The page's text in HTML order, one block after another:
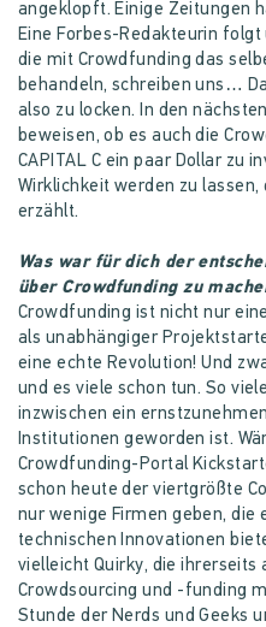
angeklopft. Einige Zeitungen
Eine Forbes-Redakteurin
die mit Crowdfunding das
behandeln, schreiben uns…
also zu locken. In den
beweisen, ob es auch die
CAPITAL C ein paar Dollar zu
Wirklichkeit werden zu lassen,
erzählt.
Was war für dich der
über Crowdfunding zu
Crowdfunding ist nicht nur
als unabhängiger
eine echte Revolution! Und
und es viele schon tun. So
inzwischen ein
Institutionen geworden ist.
Crowdfunding-Portal
schon heute der viertgrößte
nur wenige Firmen geben, die
technischen Innovationen
vielleicht Quirky, die ihrerseits
Crowdsourcing und -funding
Stunde der Nerds und Geeks